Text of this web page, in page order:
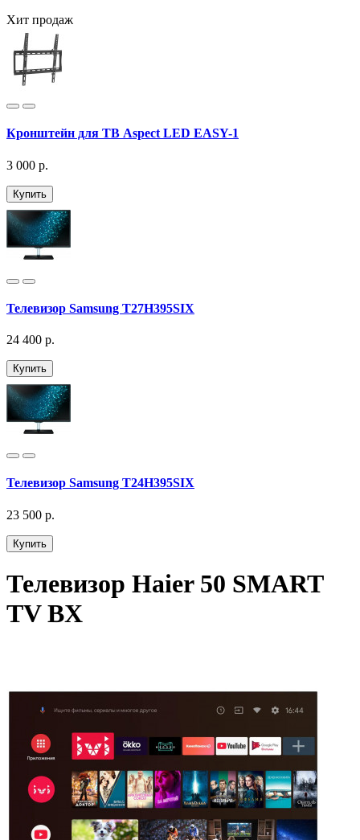
Хит продаж
Кронштейн для ТВ Aspect LED EASY-1
3 000 р.
Купить
Телевизор Samsung T27H395SIX
24 400 р.
Купить
Телевизор Samsung T24H395SIX
23 500 р.
Купить
Телевизор Haier 50 SMART
TV BX